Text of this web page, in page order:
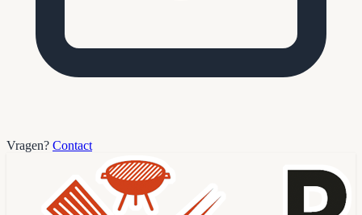
Vragen? Contact